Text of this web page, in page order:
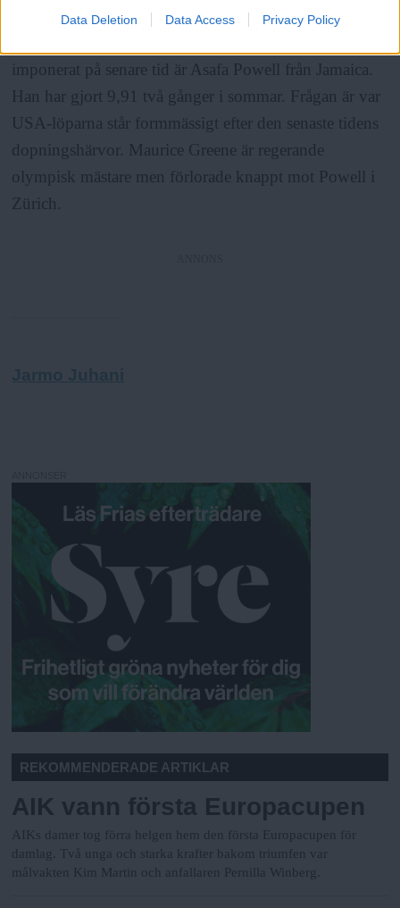
Data Deletion Data Access Privacy Policy
imponerat på senare tid är Asafa Powell från Jamaica.
Han har gjort 9,91 två gånger i sommar. Frågan är var
USA-löparna står formmässigt efter den senaste tidens
dopningshärvor. Maurice Greene är regerande
olympisk mästare men förlorade knappt mot Powell i
Zürich.
Jarmo Juhani
REKOMMENDERADE ARTIKLAR
AIK vann första Europacupen
AIKs damer tog förra helgen hem den första Europacupen för
damlag. Två unga och starka krafter bakom triumfen var
målvakten Kim Martin och anfallaren Pernilla Winberg.